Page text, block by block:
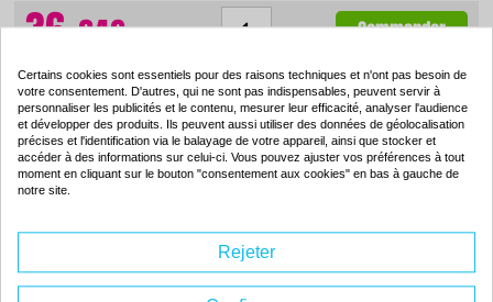
36.64€ Commander
Tambour compatible - OKI 42126665
Couleur : --
Certains cookies sont essentiels pour des raisons techniques et n'ont pas besoin de
votre consentement. D'autres, qui ne sont pas indispensables, peuvent servir à
personnaliser les publicités et le contenu, mesurer leur efficacité, analyser l'audience
et développer des produits. Ils peuvent aussi utiliser des données de géolocalisation
précises et l'identification via le balayage de votre appareil, ainsi que stocker et
accéder à des informations sur celui-ci. Vous pouvez ajuster vos préférences à tout
moment en cliquant sur le bouton "consentement aux cookies" en bas à gauche de
notre site.
Rejeter